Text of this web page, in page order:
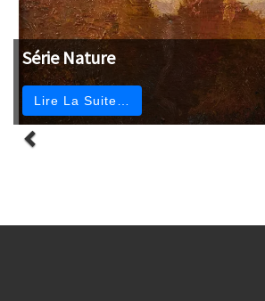
Série Nature
Lire La Suite…